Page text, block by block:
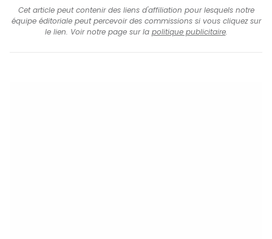
Cet article peut contenir des liens d'affiliation pour lesquels notre
équipe éditoriale peut percevoir des commissions si vous cliquez sur
le lien. Voir notre page sur la politique publicitaire.